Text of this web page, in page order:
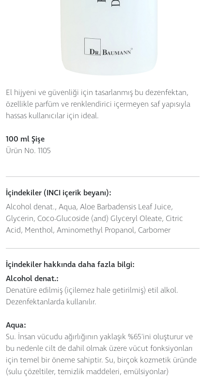
El hijyeni ve güvenliği için tasarlanmış bu dezenfektan,
özellikle parfüm ve renklendirici içermeyen saf yapısıyla
hassas kullanıcılar için ideal.
100 ml Şişe
Ürün No. 1105
İçindekiler (INCI içerik beyanı):
Alcohol denat., Aqua, Aloe Barbadensis Leaf Juice,
Glycerin, Coco-Glucoside (and) Glyceryl Oleate, Citric
Acid, Menthol, Aminomethyl Propanol, Carbomer
İçindekiler hakkında daha fazla bilgi:
Alcohol denat.:
Denatüre edilmiş (içilemez hale getirilmiş) etil alkol.
Dezenfektanlarda kullanılır.
Aqua:
Su. İnsan vücudu ağırlığının yaklaşık %65'ini oluşturur ve
bu nedenle cilt de dahil olmak üzere vücut fonksiyonları
için temel bir öneme sahiptir. Su, birçok kozmetik üründe
(sulu çözeltiler, temizlik maddeleri, emülsiyonlar)